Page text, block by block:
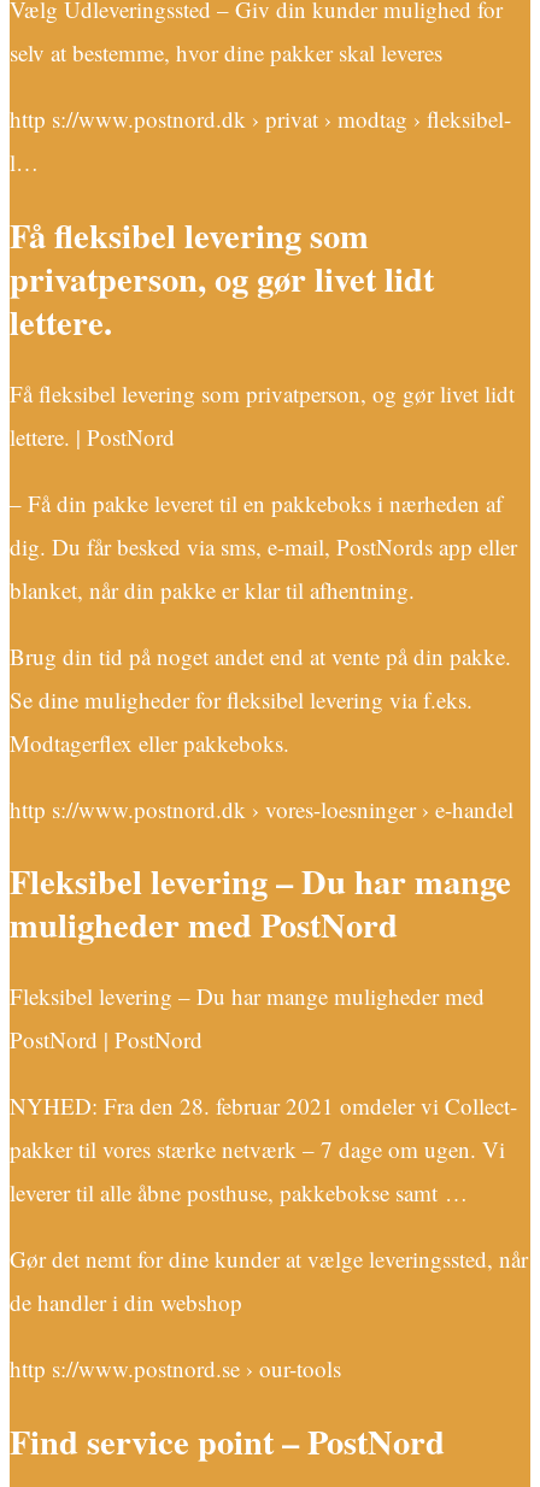
Vælg Udleveringssted – Giv din kunder mulighed for
selv at bestemme, hvor dine pakker skal leveres
http s://www.postnord.dk › privat › modtag › fleksibel-
l…
Få fleksibel levering som
privatperson, og gør livet lidt
lettere.
Få fleksibel levering som privatperson, og gør livet lidt
lettere. | PostNord
– Få din pakke leveret til en pakkeboks i nærheden af
dig. Du får besked via sms, e-mail, PostNords app eller
blanket, når din pakke er klar til afhentning.
Brug din tid på noget andet end at vente på din pakke.
Se dine muligheder for fleksibel levering via f.eks.
Modtagerflex eller pakkeboks.
http s://www.postnord.dk › vores-loesninger › e-handel
Fleksibel levering – Du har mange
muligheder med PostNord
Fleksibel levering – Du har mange muligheder med
PostNord | PostNord
NYHED: Fra den 28. februar 2021 omdeler vi Collect-
pakker til vores stærke netværk – 7 dage om ugen. Vi
leverer til alle åbne posthuse, pakkebokse samt …
Gør det nemt for dine kunder at vælge leveringssted, når
de handler i din webshop
http s://www.postnord.se › our-tools
Find service point – PostNord